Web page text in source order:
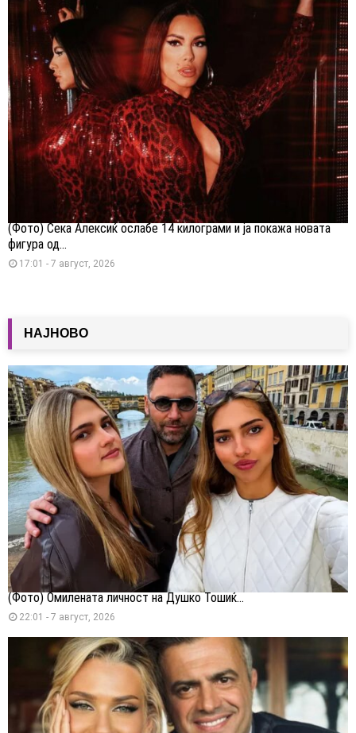
(Фото) Сека Алексиќ ослабе 14 килограми и ја покажа новата
фигура од...
17:01 - 7 август, 2026
НАЈНОВО
(Фото) Омилената личност на Душко Тошиќ...
22:01 - 7 август, 2026